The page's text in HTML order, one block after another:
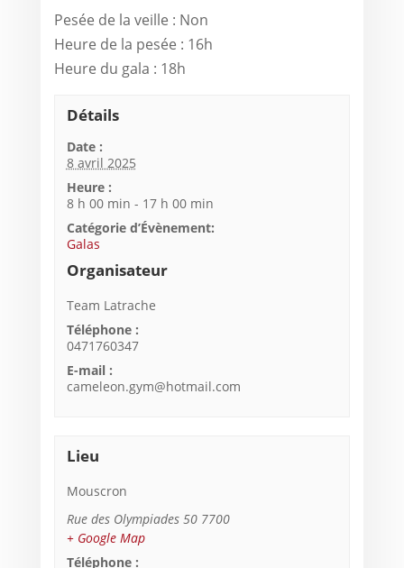
Pesée de la veille : Non
Heure de la pesée : 16h
Heure du gala : 18h
Détails
Date :
8 avril 2025
Heure :
8 h 00 min - 17 h 00 min
Catégorie d’Évènement:
Galas
Organisateur
Team Latrache
Téléphone :
0471760347
E-mail :
cameleon.gym@hotmail.com
Lieu
Mouscron
Rue des Olympiades 50 7700
+ Google Map
Téléphone :